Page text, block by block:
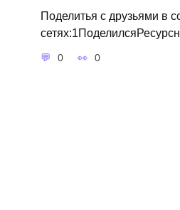
Поделитья с друзьями в
0 0